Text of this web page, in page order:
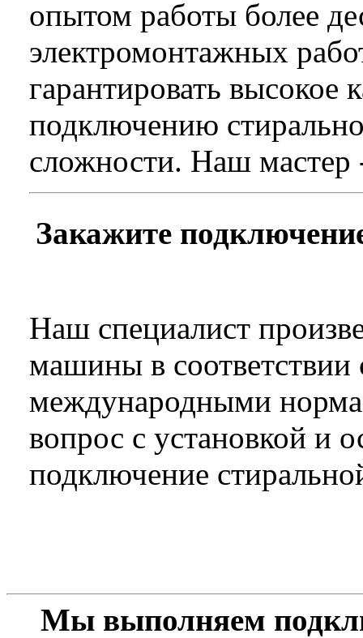
опытом работы более
электромонтажных
гарантировать высокое
подключению
сложности. Наш
Закажите
Наш специалист
машины в
международными
вопрос с установкой и
подключение
Мы выполняем